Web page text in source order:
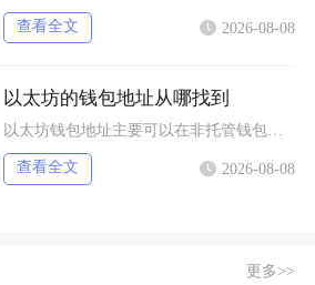
查看全文 2026-08-08
以太坊的钱包地址从哪找到
查看全文 2026-08-08
更多>>